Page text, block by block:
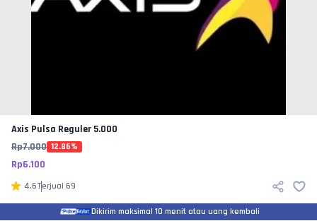
Axis Pulsa Reguler 5.000
Rp7.000 12.86%
Rp6.100
4.6Terjual 69
Dikirim maksimal 10 menit atau uang kembali